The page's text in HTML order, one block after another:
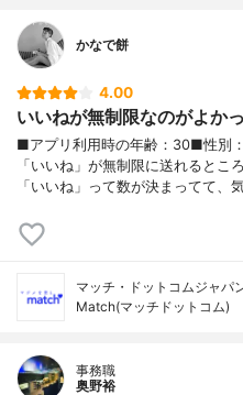
かなで餅
4.00
いいねが無制限なのがよか
■アプリ利用時の年齢：30■性別
「いいね」が無制限に送れるとこ
「いいね」って数が決まってて、
マッチ・ドットコムジャパ
Match(マッチドットコム)
事務職
奥野裕